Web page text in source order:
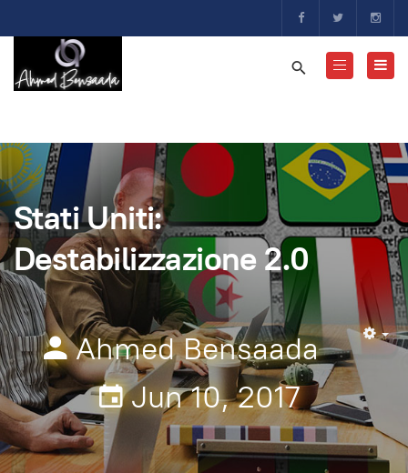
Stati Uniti:
Destabilizzazione 2.0
Ahmed Bensaada
Jun 10, 2017